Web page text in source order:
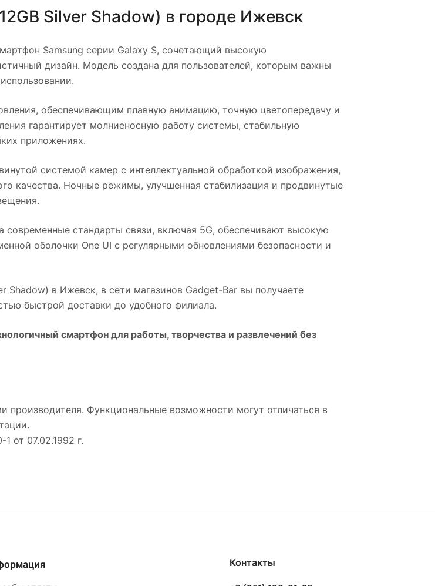
Silver Shadow) в городе Ижевск
Samsung серии Galaxy S, сочетающий высокую
дизайн. Модель создана для пользователей, которым важны
обеспечивающим плавную анимацию, точную цветопередачу и
гарантирует молниеносную работу системы, стабильную
приложениях.
системой камер с интеллектуальной обработкой изображения,
качества. Ночные режимы, улучшенная стабилизация и продвинутые
стандарты связи, включая 5G, обеспечивают высокую
оболочки One UI с регулярными обновлениями безопасности и
Shadow) в Ижевск, в сети магазинов Gadget-Bar вы получаете
быстрой доставки до удобного филиала.
смартфон для работы, творчества и развлечений без
Функциональные возможности могут отличаться в
от 07.02.1992 г.
Контакты